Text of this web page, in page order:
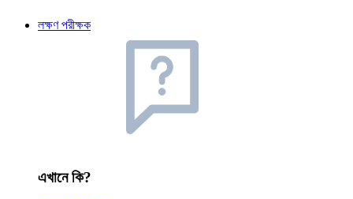
লক্ষণ পরীক্ষক
এখানে কি?